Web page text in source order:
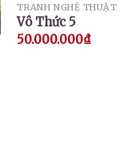
TRANH NGHỆ THUẬT
Vô Thức 5
50.000.000₫